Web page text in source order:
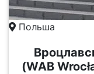
Польша
(WAB